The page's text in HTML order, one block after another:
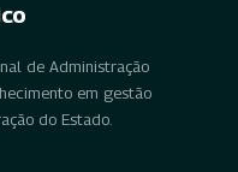
de Administração
em gestão
do Estado.